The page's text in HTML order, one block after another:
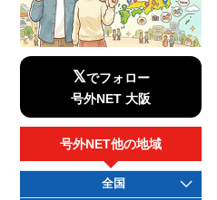
𝕏でフォロー
号外NET 大阪
号外NET他の地域
全国